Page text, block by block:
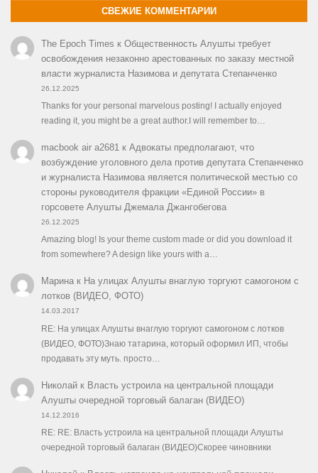
СВЕЖИЕ КОММЕНТАРИИ
The Epoch Times к Общественность Алушты требует
освобождения незаконно арестованных по заказу местной
власти журналиста Назимова и депутата Степанченко
26.12.2025
Thanks for your personal marvelous posting! I actually enjoyed
reading it, you might be a great author.I will remember to…
macbook air a2681к Адвокаты предполагают, что
возбуждение уголовного дела против депутата Степанченко
и журналиста Назимова является политической местью со
стороны руководителя фракции «Единой России» в
горсовете Алушты Джемала Джангобегова
26.12.2025
Amazing blog! Is your theme custom made or did you download it
from somewhere? A design like yours with a…
Маринак На улицах Алушты внаглую торгуют самогоном с
лотков (ВИДЕО, ФОТО)
14.03.2017
RE: На улицах Алушты внаглую торгуют самогоном с лотков
(ВИДЕО, ФОТО)Знаю татарина, который оформил ИП, чтобы
продавать эту муть. просто…
Николайк Власть устроила на центральной площади
Алушты очередной торговый балаган (ВИДЕО)
14.12.2016
RE: RE: Власть устроила на центральной площади Алушты
очередной торговый балаган (ВИДЕО)Скорее чиновники